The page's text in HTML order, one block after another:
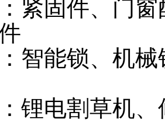
：紧固件、门
：智能锁、机
：锂电割草机